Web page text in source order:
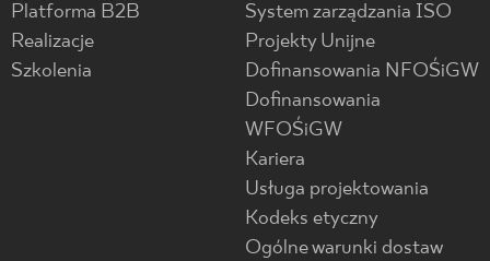
Platforma B2B
Realizacje
Szkolenia
System zarządzania ISO
Projekty Unijne
Dofinansowania NFOŚiGW
Dofinansowania
WFOŚiGW
Kariera
Usługa projektowania
Kodeks etyczny
Ogólne warunki dostaw